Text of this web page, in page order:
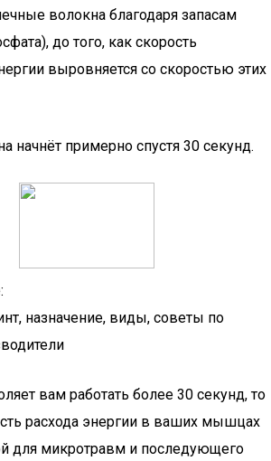
волокна благодаря запасам
до того, как скорость
выровняется со скоростью этих
начнёт примерно спустя 30 секунд.
назначение, виды, советы по
вам работать более 30 секунд, то
расхода энергии в ваших мышцах
для микротравм и последующего